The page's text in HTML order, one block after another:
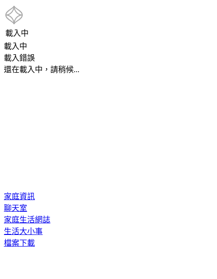
載入中
載入中
載入錯誤
還在載入中，請稍候...
家庭資訊
聊天室
家庭生活網誌
生活大小事
檔案下載